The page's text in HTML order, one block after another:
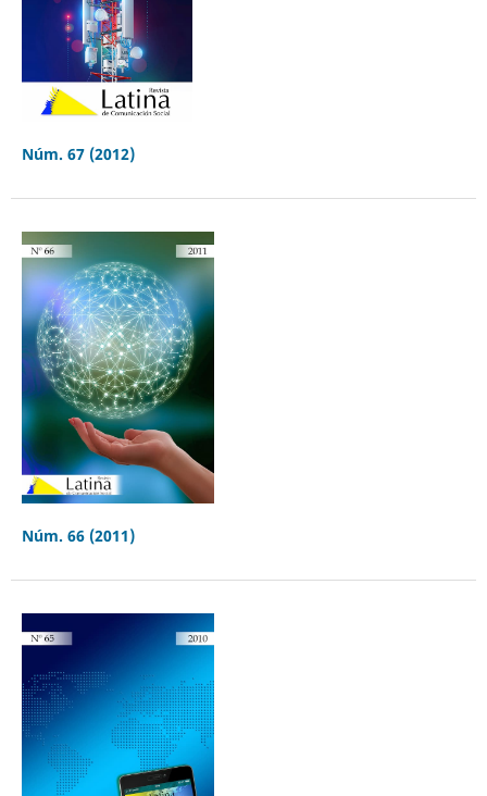
Núm. 67 (2012)
Núm. 66 (2011)